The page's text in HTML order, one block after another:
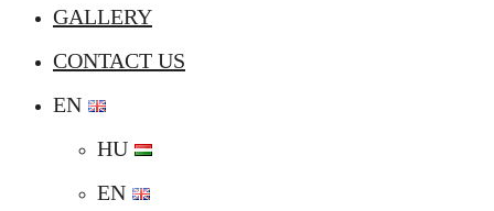
GALLERY
CONTACT US
EN
HU
EN